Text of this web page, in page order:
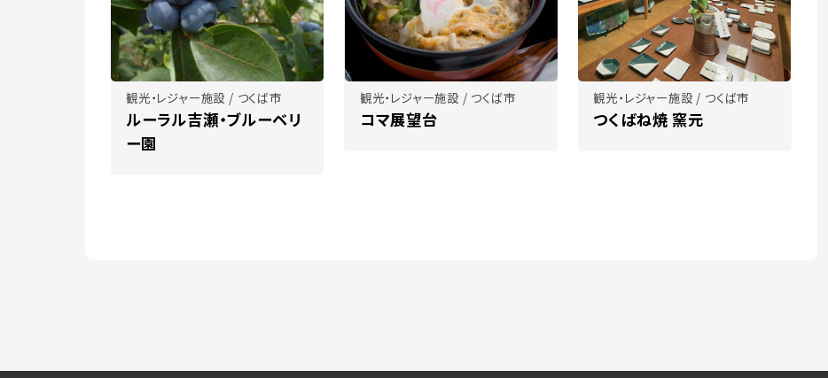
観光・レジャー施設 / つくば市
ルーラル吉瀬・ブルーベリ
ー園
観光・レジャー施設 / つくば市
コマ展望台
観光・レジャー施設 / つくば市
つくばね焼 窯元